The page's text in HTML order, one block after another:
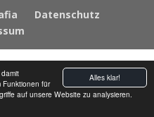
Alles klar!
Funktionen für
auf unsere Website zu analysieren.
Datenschutz